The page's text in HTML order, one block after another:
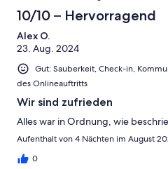
10/10 – Hervorragend
Alex O.
23. Aug. 2024
Gut: Sauberkeit, Check-in,
des Onlineauftritts
Wir sind zufrieden
Alles war in Ordnung, wie
Aufenthalt von 4 Nächten im August
0